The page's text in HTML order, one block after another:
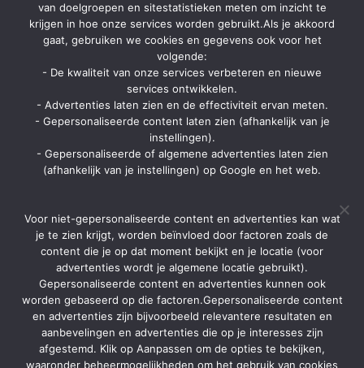
Op zomerbrochure.be kan je terecht voor het bestellen van
reisbrochures, het lastminute aanbod van vele reisorganisaties en hot
deals. Ga je op vakantie? Ga dan eerst langs zomerbrochure.be voor
Contact
Strategon BV
Ninovesteenweg 198 bus 13
Via contactpagina of chatformulier
Aanbiedingen
Reisorganisaties
TUI Belgie
Soorten vakanties
Brochures
Contact
van doelgroepen en sitestatistieken meten om inzicht te
krijgen in hoe onze services worden gebruikt.Als je akkoord
gaat, gebruiken we cookies en gegevens ook voor het
volgende:
- De kwaliteit van onze services verbeteren en nieuwe
services ontwikkelen.
- Advertenties laten zien en de effectiviteit ervan meten.
- Gepersonaliseerde content laten zien (afhankelijk van je
instellingen).
- Gepersonaliseerde of algemene advertenties laten zien
(afhankelijk van je instellingen) op Google en het web.
Voor niet-gepersonaliseerde content en advertenties kan wat
je te zien krijgt, worden beïnvloed door factoren zoals de
content die je op dat moment bekijkt en je locatie (voor
advertenties wordt je algemene locatie gebruikt).
Gepersonaliseerde content en advertenties kunnen ook
worden gebaseerd op die factoren.Gepersonaliseerde content
en advertenties zijn bijvoorbeeld relevantere resultaten en
aanbevelingen en advertenties die op je interesses zijn
afgestemd. Klik op Aanpassen om de opties te bekijken,
waaronder beheermogelijkheden om het gebruik van cookies